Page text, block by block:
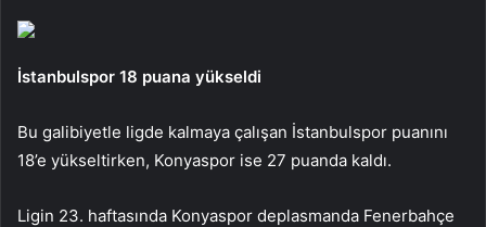
İstanbulspor 18 puana yükseldi
Bu galibiyetle ligde kalmaya çalışan İstanbulspor puanını
18’e yükseltirken, Konyaspor ise 27 puanda kaldı.
Ligin 23. haftasında Konyaspor deplasmanda Fenerbahçe